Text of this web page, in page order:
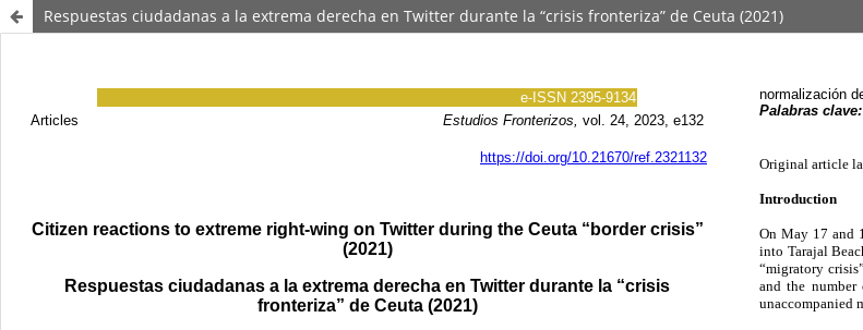
Respuestas ciudadanas a la extrema derecha en Twitter durante la “crisis fronteriza” de Ceuta (2021)